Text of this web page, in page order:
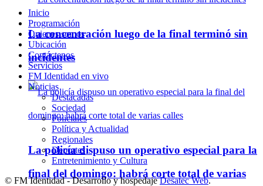
La concentración luego de la final terminó sin
incidentes
La policía dispuso un operativo especial para la
final del domingo: habrá corte total de varias
Inicio
Programación
Quienes somos
Ubicación
Contáctenos
Servicios
FM Identidad en vivo
Noticias
Destacadas
Sociedad
Policiales
Política y Actualidad
Regionales
Deportes
Entretenimiento y Cultura
© FM Identidad - Desarrollo y hospedajeDesatec Web.